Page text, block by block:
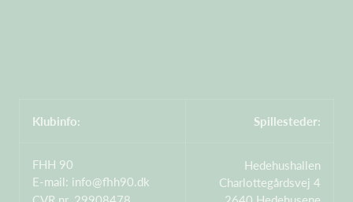
Klubinfo: Spillesteder:
FHH 90
E-mail: info@fhh90.dk
Hedehushallen
Charlottegårdsvej 4